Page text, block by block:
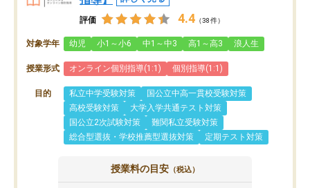
評価 4.4 （38件）
対象学年 幼児 小1～小6 中1～中3 高1～高3 浪人生
授業形式 オンライン個別指導(1:1) 個別指導(1:1)
目的 私立中学受験対策
国公立中高一貫校受験対策
高校受験対策
大学入学共通テスト対策
国公立2次試験対策
難関私立受験対策
総合型選抜・学校推薦型選抜対策
定期テスト対策
授業料の目安 （税込）